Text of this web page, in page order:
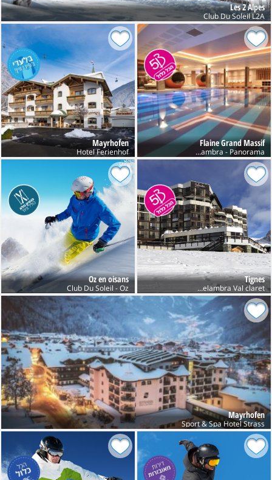
Les 2 Alpes
Club Du Soleil L2A
Flaine Grand Massif
Club Belambra - Panorama
Mayrhofen
Hotel Ferienhof
Tignes
Club Belambra Val claret חנוכה
Oz en oisans
Club Du Soleil - Oz
Mayrhofen
Sport & Spa Hotel Strass